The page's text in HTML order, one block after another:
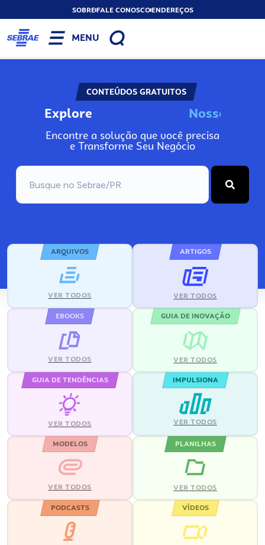
SOBREFALE CONOSCOENDEREÇOS
MENU
CONTEÚDOS GRATUITOS
Explore Nosso
Encontre a solução que você precisa
e Transforme Seu Negócio
ARQUIVOS
VER TODOS
ARTIGOS
VER TODOS
EBOOKS
VER TODOS
GUIA DE INOVAÇÃO
VER TODOS
GUIA DE TENDÊNCIAS
VER TODOS
IMPULSIONA
VER TODOS
MODELOS
VER TODOS
PLANILHAS
VER TODOS
PODCASTS VÍDEOS